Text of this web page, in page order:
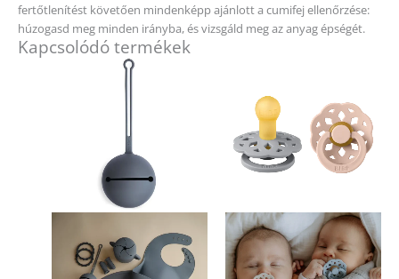
fertőtlenítést követően mindenképp ajánlott a cumifej ellenőrzése:
húzogasd meg minden irányba, és vizsgáld meg az anyag épségét.
Kapcsolódó termékek
terméknek
több
variációja
van.
A
a
ki